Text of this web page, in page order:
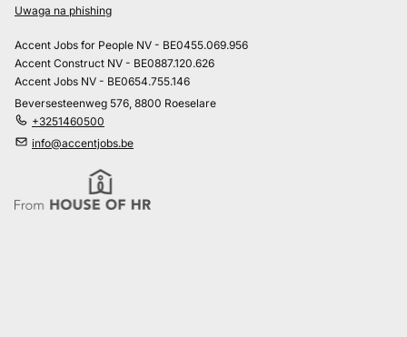
Uwaga na phishing
Accent Jobs for People NV - BE0455.069.956
Accent Construct NV - BE0887.120.626
Accent Jobs NV - BE0654.755.146
Beversesteenweg 576, 8800 Roeselare
+3251460500
info@accentjobs.be